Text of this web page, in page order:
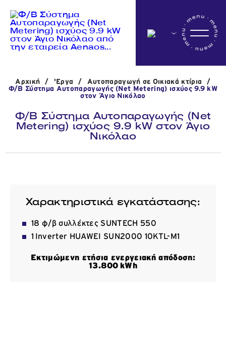
Αρχικη
Η εταιρεία
Δραστηριότητες
Νέα
Επικοινωνία
Αρχική / 'Εργα / Αυτοπαραγωγή σε Οικιακά κτίρια
/
Φ/Β Σύστημα Αυτοπαραγωγής (Net Metering) ισχύος 9.9 kW
στον Άγιο Νικόλαο
Φ/Β Σύστημα Αυτοπαραγωγής (Net
Metering) ισχύος 9.9 kW στον Άγιο
Νικόλαο
Χαρακτηριστικά εγκατάστασης:
18 φ/β συλλέκτες SUNTECH 550
1 Inverter HUAWEI SUN2000 10KTL-Μ1
Εκτιμώμενη ετήσια ενεργειακή απόδοση:
13.800 kWh